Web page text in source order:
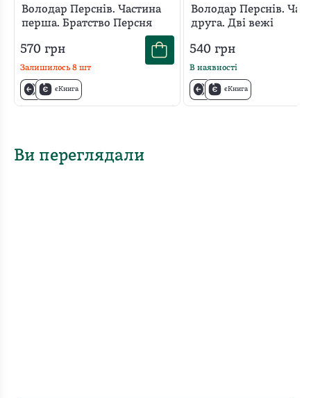
Володар Перснів. Частина
перша. Братство Персня
570 грн
Залишилось 8 шт
єКнига
Володар Перснів.
друга. Дві вежі
540грн
В наявності
єКнига
Ви переглядали